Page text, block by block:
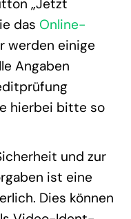
„Jetzt
das Online-
werden einige
Angaben
hierbei bitte so
und zur
ist eine
Dies können